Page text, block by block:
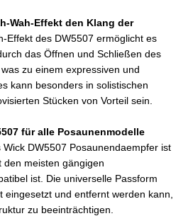
Wah-Effekt den Klang der
Effekt des DW5507 ermöglicht es
das Öffnen und Schließen des
zu einem expressiven und
kann besonders in solistischen
Stücken von Vorteil sein.
für alle Posaunenmodelle
Wick DW5507 Posaunendaempfer ist
den meisten gängigen
ist. Die universelle Passform
eingesetzt und entfernt werden kann,
zu beeinträchtigen.